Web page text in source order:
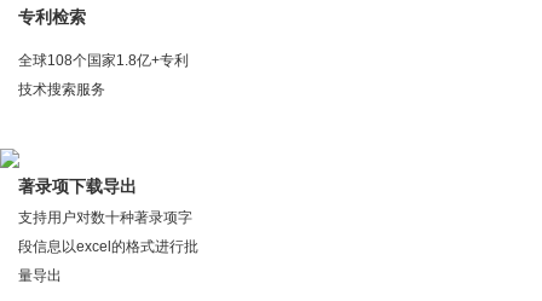
专利检索
全球108个国家1.8亿+专利
技术搜索服务
著录项下载导出
支持用户对数十种著录项字
段信息以excel的格式进行批
量导出